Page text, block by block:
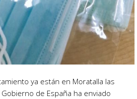
ya están en Moratalla las
de España ha enviado